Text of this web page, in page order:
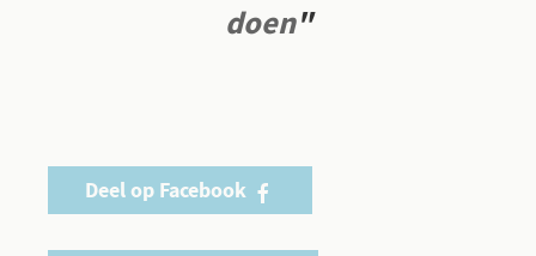
doen"
Deel op Facebook